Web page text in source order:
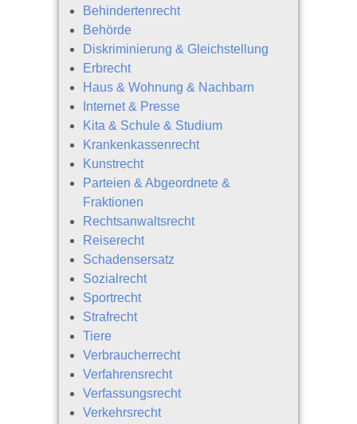
Behindertenrecht
Behörde
Diskriminierung & Gleichstellung
Erbrecht
Haus & Wohnung & Nachbarn
Internet & Presse
Kita & Schule & Studium
Krankenkassenrecht
Kunstrecht
Parteien & Abgeordnete &
Fraktionen
Rechtsanwaltsrecht
Reiserecht
Schadensersatz
Sozialrecht
Sportrecht
Strafrecht
Tiere
Verbraucherrecht
Verfahrensrecht
Verfassungsrecht
Verkehrsrecht